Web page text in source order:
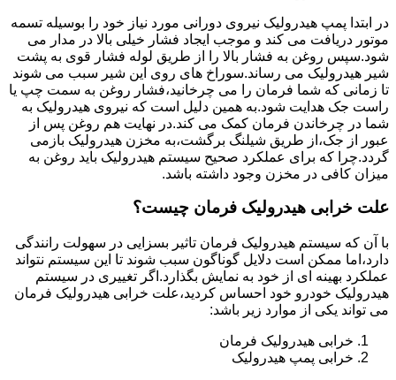
در ابتدا پمپ هیدرولیک نیروی دورانی مورد نیاز خود را بوسیله تسمه
موتور دریافت می کند و موجب ایجاد فشار خیلی بالا در مدار می
شود.سپس روغن به فشار بالا را از طریق لوله فشار قوی به پشت
شیر هیدرولیک می رساند.سوراخ های روی این شیر سبب می شوند
تا زمانی که شما فرمان را می چرخانید،فشار روغن به سمت چپ یا
راست جک هدایت شود.به همین دلیل است که نیروی هیدرولیک به
شما در چرخاندن فرمان کمک می کند.در نهایت هم روغن پس از
عبور از جک،از طریق شیلنگ برگشت،به مخزن هیدرولیک بازمی
گردد.چرا که برای عملکرد صحیح سیستم هیدرولیک باید روغن به
میزان کافی در مخزن وجود داشته باشد.
علت خرابی هیدرولیک فرمان چیست؟
با آن که سیستم هیدرولیک فرمان تاثیر بسزایی در سهولت رانندگی
دارد،اما ممکن است دلایل گوناگون سبب شوند تا این سیستم نتواند
عملکرد بهینه ای از خود به نمایش بگذارد.اگر تغییری در سیستم
هیدرولیک خودرو خود احساس کردید،علت خرابی هیدرولیک فرمان
می تواند یکی از موارد زیر باشد:
خرابی هیدرولیک فرمان
خرابی پمپ هیدرولیک